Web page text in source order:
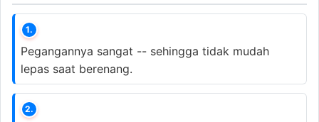
1.
Pegangannya sangat -- sehingga tidak mudah
lepas saat berenang.
2.